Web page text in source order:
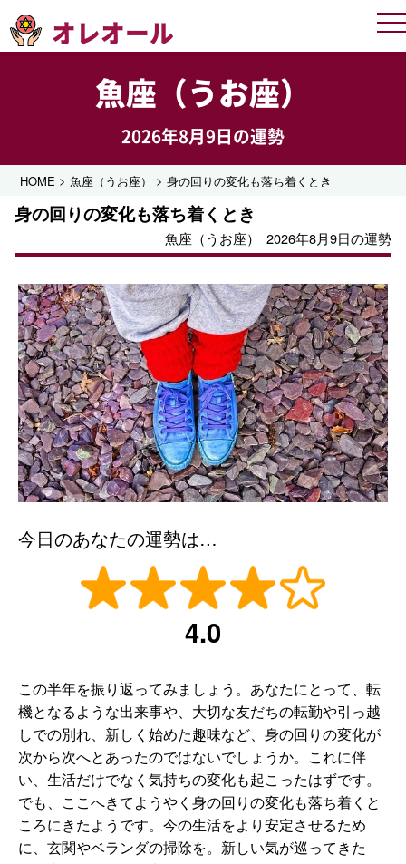
オレオール
魚座（うお座）
2026年8月9日の運勢
HOME >魚座（うお座） >身の回りの変化も落ち着くとき
身の回りの変化も落ち着くとき
魚座（うお座） 2026年8月9日の運勢
今日のあなたの運勢は…
4.0
この半年を振り返ってみましょう。あなたにとって、転
機となるような出来事や、大切な友だちの転勤や引っ越
しでの別れ、新しく始めた趣味など、身の回りの変化が
次から次へとあったのではないでしょうか。これに伴
い、生活だけでなく気持ちの変化も起こったはずです。
でも、ここへきてようやく身の回りの変化も落ち着くと
ころにきたようです。今の生活をより安定させるため
に、玄関やベランダの掃除を。新しい気が巡ってきた